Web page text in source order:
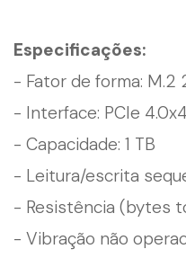
Especificações:
- Fator de forma: M.2
- Interface: PCIe
- Capacidade: 1 TB
- Leitura/escrita
- Resistência (bytes
- Vibração não